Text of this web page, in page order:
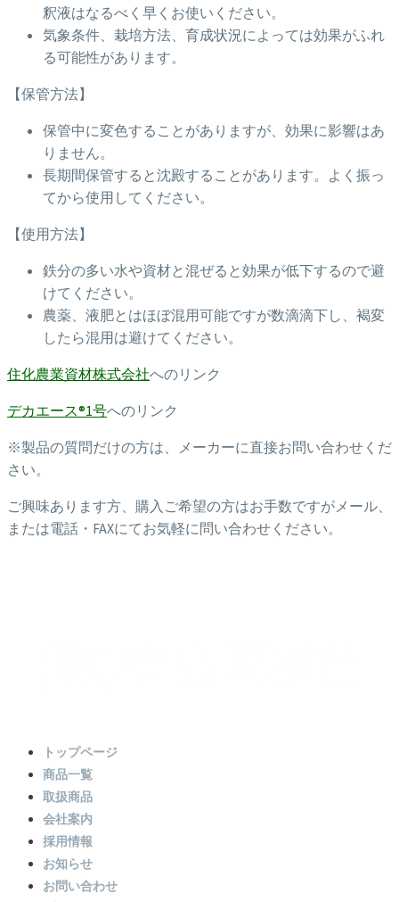
釈液はなるべく早くお使いください。
気象条件、栽培方法、育成状況によっては効果がふれ
る可能性があります。
【保管方法】
保管中に変色することがありますが、効果に影響はあ
りません。
長期間保管すると沈殿することがあります。よく振っ
てから使用してください。
【使用方法】
鉄分の多い水や資材と混ぜると効果が低下するので避
けてください。
農薬、液肥とはほぼ混用可能ですが数滴滴下し、褐変
したら混用は避けてください。
住化農業資材株式会社へのリンク
デカエース®1号へのリンク
※製品の質問だけの方は、メーカーに直接お問い合わせくだ
さい。
ご興味あります方、購入ご希望の方はお手数ですがメール、
または電話・FAXにてお気軽に問い合わせください。
トップページ
商品一覧
取扱商品
会社案内
採用情報
お知らせ
お問い合わせ